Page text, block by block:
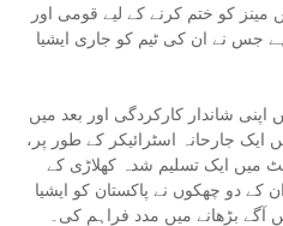
مینز کو ختم کرنے کے لیے قومی اور
جس نے ان کی ٹیم کو جاری ایشیا
اپنی شاندار کارکردگی اور بعد میں
ایک جارحانہ اسٹرائیکر کے طور پر،
میں ایک تسلیم شدہ کھلاڑی کے
کے دو چھکوں نے پاکستان کو ایشیا